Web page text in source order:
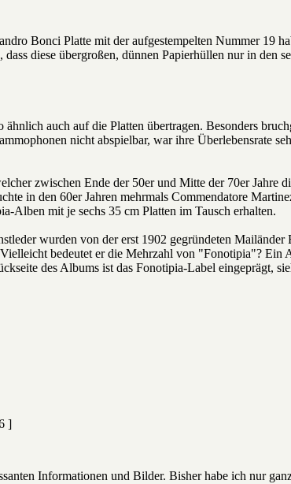
Bonci Platte mit der aufgestempelten Nummer 19
diese übergroßen, dünnen Papierhüllen nur in den
auch auf die Platten übertragen. Besonders
nicht abspielbar, war ihre Überlebensrate
zwischen Ende der 50er und Mitte der 70er Jahre
in den 60er Jahren mehrmals Commendatore
Alben mit je sechs 35 cm Platten im Tausch erhalten.
wurden von der erst 1902 gegründeten
bedeutet er die Mehrzahl von "Fonotipia"? Ein
des Albums ist das Fonotipia-Label eingeprägt,
]
Informationen und Bilder. Bisher habe ich nur